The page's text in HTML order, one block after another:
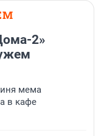
2»
мема
в кафе